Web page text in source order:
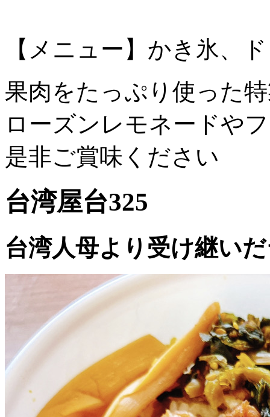
【メニュー】かき氷、
果肉をたっぷり使った
ローズンレモネードや
是非ご賞味ください
台湾屋台325
台湾人母より受け継い